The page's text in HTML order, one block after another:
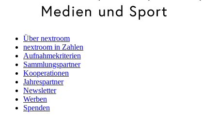
Über nextroom
nextroom in Zahlen
Aufnahmekriterien
Sammlungspartner
Kooperationen
Jahrespartner
Newsletter
Werben
Spenden